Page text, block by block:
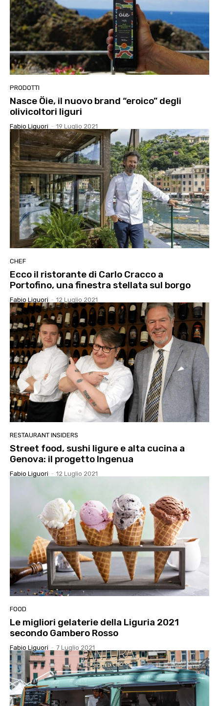
PRODOTTI
Nasce Öie, il nuovo brand “eroico” degli
olivicoltori liguri
Fabio Liguori - 19 Luglio 2021
CHEF
Ecco il ristorante di Carlo Cracco a
Portofino, una finestra stellata sul borgo
Fabio Liguori - 12 Luglio 2021
RESTAURANT INSIDERS
Street food, sushi ligure e alta cucina a
Genova: il progetto Ingenua
Fabio Liguori - 12 Luglio 2021
FOOD
Le migliori gelaterie della Liguria 2021
secondo Gambero Rosso
Fabio Liguori - 7 Luglio 2021